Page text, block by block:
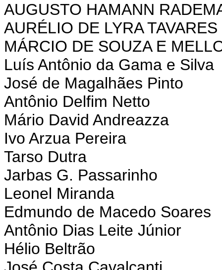
AUGUSTO HAMANN
AURÉLIO DE LYRA TAVARES
MÁRCIO DE SOUZA E
Luís Antônio da Gama e Silva
José de Magalhães Pinto
Antônio Delfim Netto
Mário David Andreazza
Ivo Arzua Pereira
Tarso Dutra
Jarbas G. Passarinho
Leonel Miranda
Edmundo de Macedo Soares
Antônio Dias Leite Júnior
Hélio Beltrão